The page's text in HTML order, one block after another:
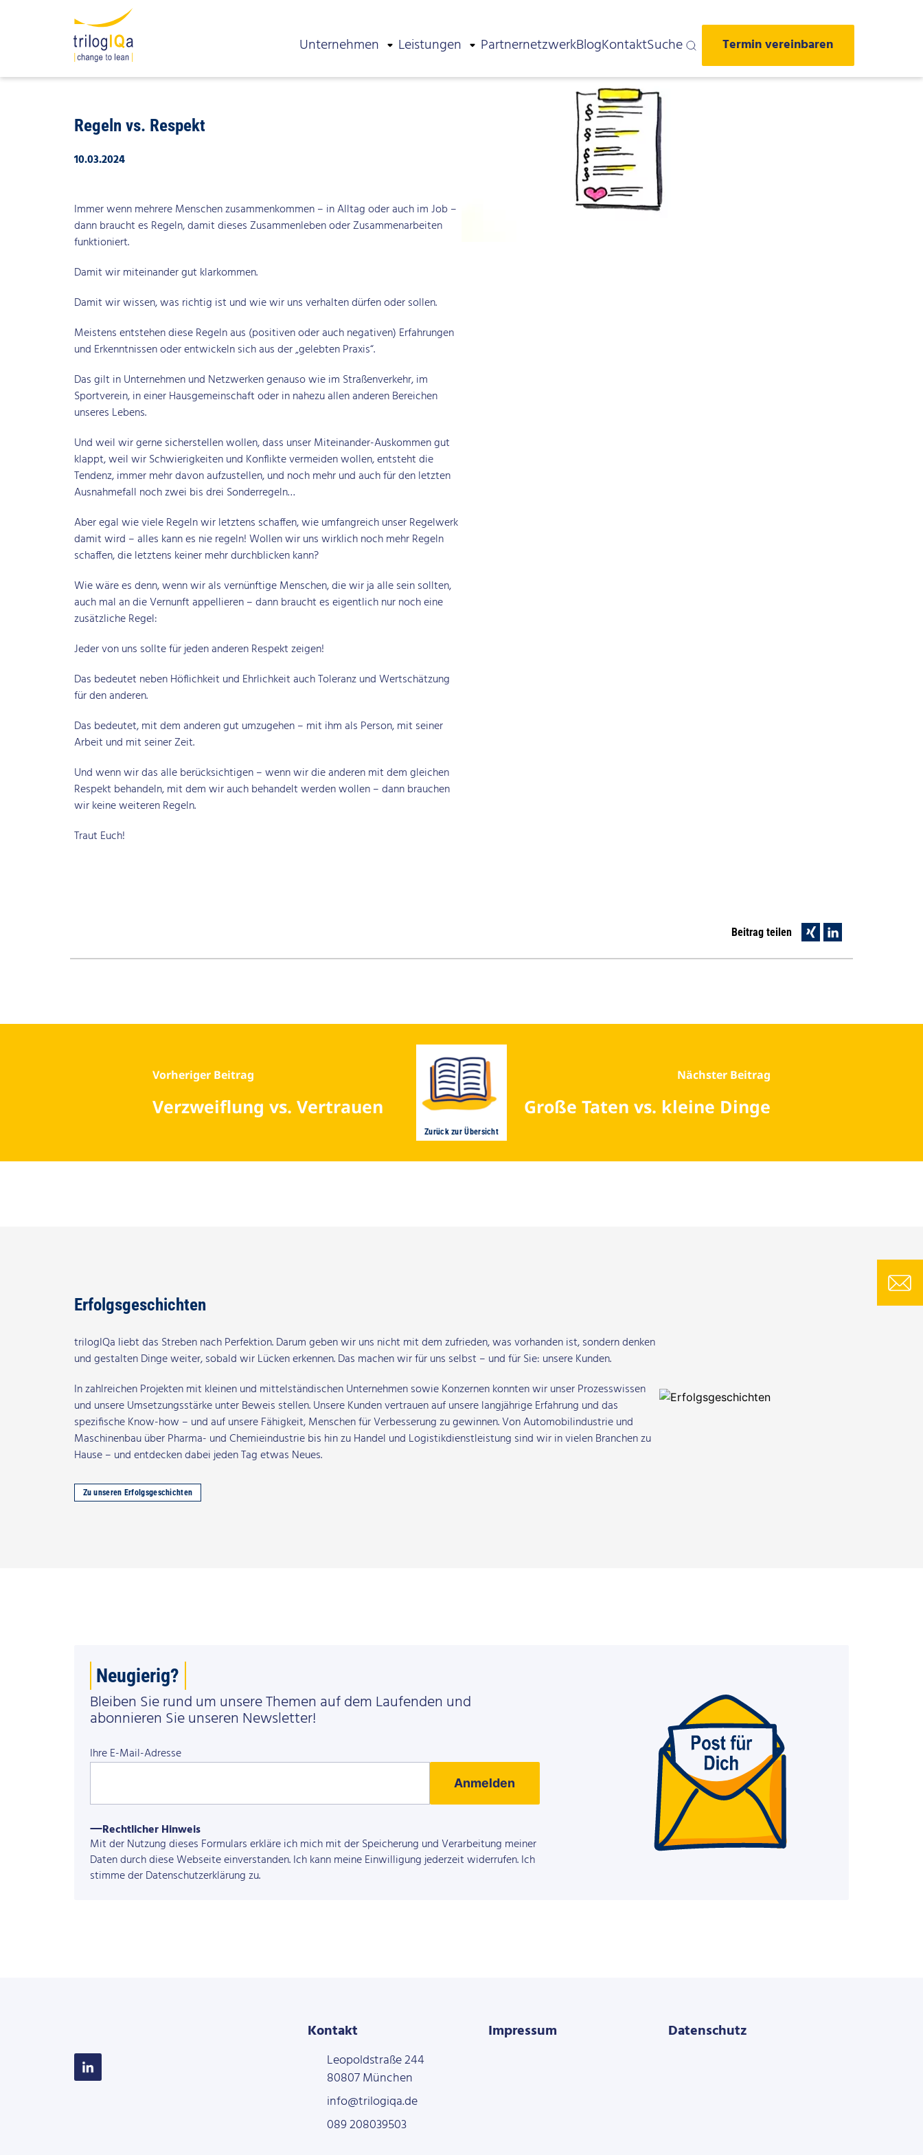
Zum Inhalt springen
Unternehmen Leistungen PartnernetzwerkBlogKontaktSuche Termin vereinbaren
Search for:
WAS ICH DIESE WOCHE GELERNT HABE …
Regeln vs. Respekt
10.03.2024
Immer wenn mehrere Menschen zusammenkommen – in Alltag oder auch im Job –
dann braucht es Regeln, damit dieses Zusammenleben oder Zusammenarbeiten
funktioniert.
Damit wir miteinander gut klarkommen.
Damit wir wissen, was richtig ist und wie wir uns verhalten dürfen oder sollen.
Meistens entstehen diese Regeln aus (positiven oder auch negativen) Erfahrungen
und Erkenntnissen oder entwickeln sich aus der „gelebten Praxis“.
Das gilt in Unternehmen und Netzwerken genauso wie im Straßenverkehr, im
Sportverein, in einer Hausgemeinschaft oder in nahezu allen anderen Bereichen
unseres Lebens.
Und weil wir gerne sicherstellen wollen, dass unser Miteinander-Auskommen gut
klappt, weil wir Schwierigkeiten und Konflikte vermeiden wollen, entsteht die
Tendenz, immer mehr davon aufzustellen, und noch mehr und auch für den letzten
Ausnahmefall noch zwei bis drei Sonderregeln…
Aber egal wie viele Regeln wir letztens schaffen, wie umfangreich unser Regelwerk
damit wird – alles kann es nie regeln! Wollen wir uns wirklich noch mehr Regeln
schaffen, die letztens keiner mehr durchblicken kann?
Wie wäre es denn, wenn wir als vernünftige Menschen, die wir ja alle sein sollten,
auch mal an die Vernunft appellieren – dann braucht es eigentlich nur noch eine
zusätzliche Regel:
Jeder von uns sollte für jeden anderen Respekt zeigen!
Das bedeutet neben Höflichkeit und Ehrlichkeit auch Toleranz und Wertschätzung
für den anderen.
Das bedeutet, mit dem anderen gut umzugehen – mit ihm als Person, mit seiner
Arbeit und mit seiner Zeit.
Und wenn wir das alle berücksichtigen – wenn wir die anderen mit dem gleichen
Respekt behandeln, mit dem wir auch behandelt werden wollen – dann brauchen
wir keine weiteren Regeln.
Traut Euch!
Beitrag teilen
Navigation
Vorheriger Beitrag
Verzweiflung vs. Vertrauen
Zurück zur Übersicht
Nächster Beitrag
Große Taten vs. kleine Dinge
Erfolgsgeschichten
trilogIQa liebt das Streben nach Perfektion. Darum geben wir uns nicht mit dem zufrieden, was vorhanden ist, sondern denken
und gestalten Dinge weiter, sobald wir Lücken erkennen. Das machen wir für uns selbst – und für Sie: unsere Kunden.
In zahlreichen Projekten mit kleinen und mittelständischen Unternehmen sowie Konzernen konnten wir unser Prozesswissen
und unsere Umsetzungsstärke unter Beweis stellen. Unsere Kunden vertrauen auf unsere langjährige Erfahrung und das
spezifische Know-how – und auf unsere Fähigkeit, Menschen für Verbesserung zu gewinnen. Von Automobilindustrie und
Maschinenbau über Pharma- und Chemieindustrie bis hin zu Handel und Logistikdienstleistung sind wir in vielen Branchen zu
Hause – und entdecken dabei jeden Tag etwas Neues.
Zu unseren Erfolgsgeschichten
Neugierig?
Bleiben Sie rund um unsere Themen auf dem Laufenden und
abonnieren Sie unseren Newsletter!
Ihre E-Mail-Adresse
Anmelden
Rechtlicher Hinweis
Mit der Nutzung dieses Formulars erkläre ich mich mit der Speicherung und Verarbeitung meiner
Daten durch diese Webseite einverstanden. Ich kann meine Einwilligung jederzeit widerrufen. Ich
stimme derDatenschutzerklärungzu.
Kontakt
Leopoldstraße 244
80807 München
info@trilogiqa.de
089 208039503
Impressum Datenschutz